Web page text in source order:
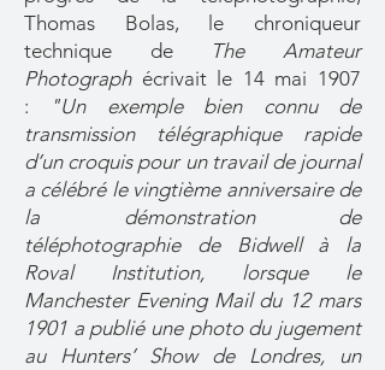
Thomas Bolas, le chroniqueur
technique de
The Amateur
Photographécrivait le 14 mai 1907
:
"Un exemple bien connu de
transmission télégraphique rapide
d’un croquis pour un travail de journal
a célébré le vingtième anniversaire de
la démonstration de
téléphotographie de Bidwell à la
Roval Institution, lorsque le
Manchester Evening Mail du 12 mars
1901 a publié une photo du jugement
au Hunters’ Show de Londres, un